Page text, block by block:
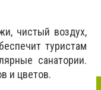
чистый воздух,
туристам
санатории.
и цветов.